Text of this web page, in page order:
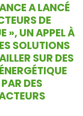
A LANCÉ
DE
», UN APPEL À
SOLUTIONS
SUR DES
DES